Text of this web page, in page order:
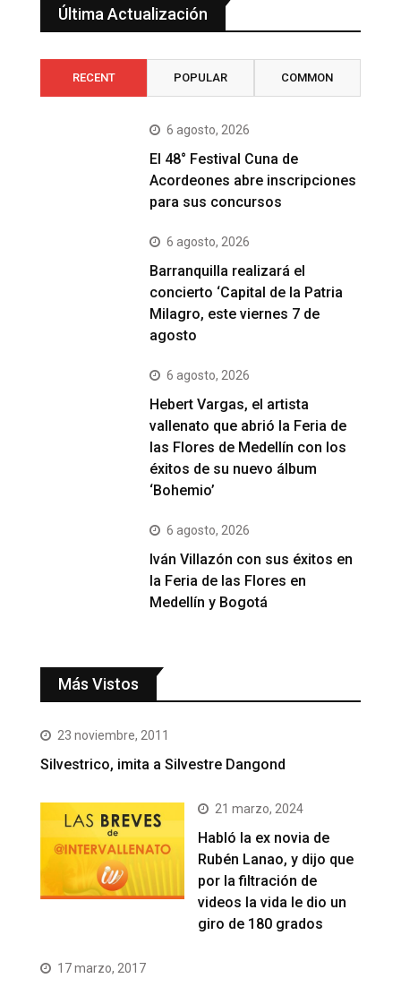
Última Actualización
RECENT POPULAR COMMON
6 agosto, 2026
El 48° Festival Cuna de
Acordeones abre inscripciones
para sus concursos
6 agosto, 2026
Barranquilla realizará el
concierto ‘Capital de la Patria
Milagro, este viernes 7 de
agosto
6 agosto, 2026
Hebert Vargas, el artista
vallenato que abrió la Feria de
las Flores de Medellín con los
éxitos de su nuevo álbum
‘Bohemio’
6 agosto, 2026
Iván Villazón con sus éxitos en
la Feria de las Flores en
Medellín y Bogotá
Más Vistos
23 noviembre, 2011
Silvestrico, imita a Silvestre Dangond
21 marzo, 2024
Habló la ex novia de
Rubén Lanao, y dijo que
por la filtración de
videos la vida le dio un
giro de 180 grados
17 marzo, 2017